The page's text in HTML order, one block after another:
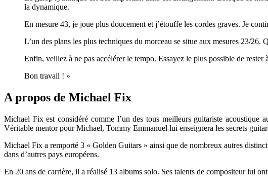
la dynamique.
En mesure 43, je joue plus doucement et j’étouffe les cordes graves. Je
L’un des plans les plus techniques du morceau se situe aux mesures 23/
Enfin, veillez à ne pas accélérer le tempo. Essayez le plus possible de rester
Bon travail ! »
A propos de Michael Fix
Michael Fix est considéré comme l’un des tous meilleurs guitariste
Véritable mentor pour Michael, Tommy Emmanuel lui enseignera les secrets
Michael Fix a remporté 3 « Golden Guitars » ainsi que de nombreux autres
dans d’autres pays européens.
En 20 ans de carrière, il a réalisé 13 albums solo. Ses talents de compositeur lui